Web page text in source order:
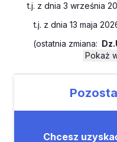
t.j. z dnia 3 września
t.j. z dnia 13 maja
(ostatnia zmiana:
Pokaż
Chcesz